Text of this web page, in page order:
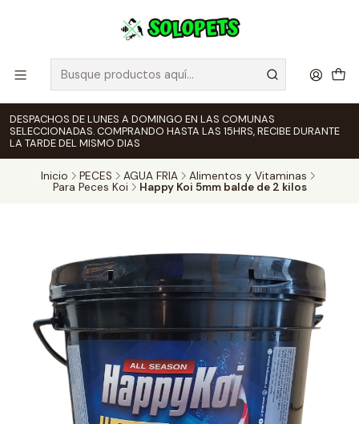
DESPACHOS DE LUNES A DOMINGO EN LAS COMUNAS
SELECCIONADAS. COMPRANDO HASTA LAS 15HRS, RECIBE DURANTE
LA TARDE DEL MISMO DIAS
Inicio PECES AGUA FRIA
Alimentos y Vitaminas
Para Peces Koi
Happy Koi 5mm balde de 2 kilos